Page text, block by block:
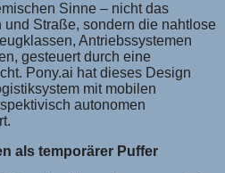
Sinne – nicht das
Straße, sondern die nahtlose
Antriebssystemen
gesteuert durch eine
Pony.ai hat dieses Design
mit mobilen
autonomen
als temporärer Puffer